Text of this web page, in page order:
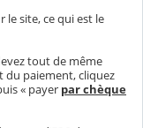
le site, ce qui est le
tout de même
du paiement, cliquez
« payer par chèque